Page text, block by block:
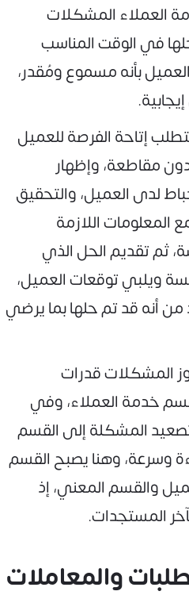
العملاء المشكلات
في الوقت المناسب
بأنه مسموع ومُقدر،
إتاحة الفرصة للعميل
مقاطعة، وإظهار
لدى العميل، والتحقيق
اللازمة
ثم تقديم الحل الذي
ويلبي توقعات العميل،
من أنه قد تم حلها بما يرضي
المشكلات قدرات
خدمة العملاء، وفي
المشكلة إلى القسم
وسرعة، وهنا يصبح القسم
والقسم المعني، إذ
المستجدات.
والمعاملات